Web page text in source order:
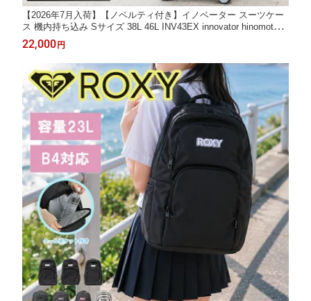
【2026年7月入荷】【ノベルティ付き】イノベーター スーツケー
ス 機内持ち込み Sサイズ 38L 46L INV43EX innovator hinomotoキ
ャスター ストッパー付き 静音 拡張 TSAロック 1泊〜3泊 4輪 フ
ァスナー 国内旅行 海外旅行 修学旅行 出張 トラベル キャリーケ
ース トリオ
22,000 円